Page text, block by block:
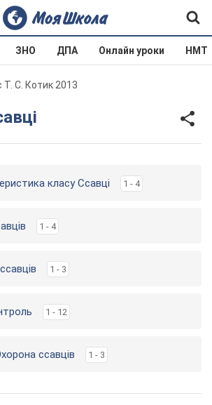
ЗНО ДПА Онлайн уроки НМТ
Т. С. Котик 2013
класу Ссавці 1 - 4
1 - 4
1 - 3
1 - 12
ссавців 1 - 3